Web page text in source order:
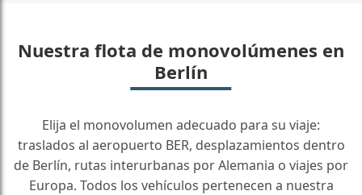
Nuestra flota de monovolúmenes en
Berlín
Elija el monovolumen adecuado para su viaje:
traslados al aeropuerto BER, desplazamientos dentro
de Berlín, rutas interurbanas por Alemania o viajes por
Europa. Todos los vehículos pertenecen a nuestra